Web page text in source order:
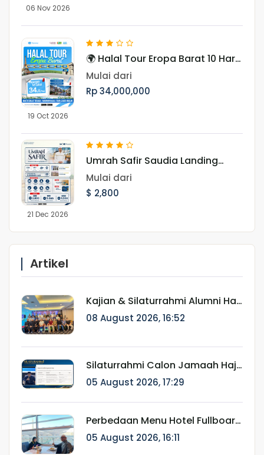
06 Nov 2026
19 Oct 2026
🌍 Halal Tour Eropa Barat 10 Hari
Menjelajahi 7 Negara, Ikon Dunia,
dan Pesona Musim Gugur Eropa
Mulai dari
Rp 34,000,000
21 Dec 2026
Umrah Safir Saudia Landing
Jeddah 21 Desember 2026
Mulai dari
$ 2,800
Artikel
Kajian & Silaturrahmi Alumni Haji
Munatour 2024–2025:
"Kemabruran Bukan Akhir
08 August 2026, 16:52
Silaturrahmi Calon Jamaah Haji
Munatour 1448 H/2026:
Komitmen Mendampingi
Jamaah Sejak Pendaftaran
hingga Pasca Haji
05 August 2026, 17:29
Perbedaan Menu Hotel Fullboard
Internasional dan Fullboard
Fareast untuk Haji & Umroh
05 August 2026, 16:11